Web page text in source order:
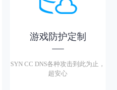
游戏防护定制
SYN CC DNS各种攻击到此为止，
超安心